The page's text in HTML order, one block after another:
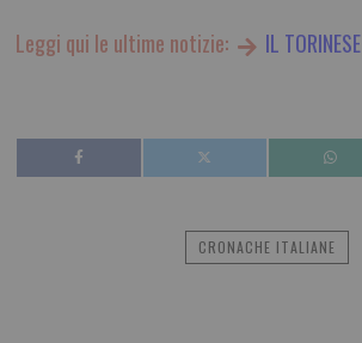
Leggi qui le ultime notizie: IL TORINESE
CRONACHE ITALIANE